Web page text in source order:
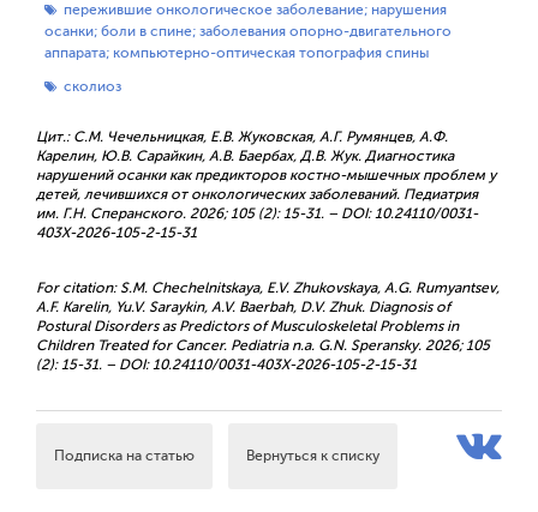
пережившие онкологическое заболевание; нарушения
осанки; боли в спине; заболевания опорно-двигательного
аппарата; компьютерно-оптическая топография спины
сколиоз
Цит.: С.М. Чечельницкая, Е.В. Жуковская, А.Г. Румянцев, А.Ф.
Карелин, Ю.В. Сарайкин, А.В. Баербах, Д.В. Жук. Диагностика
нарушений осанки как предикторов костно-мышечных проблем у
детей, лечившихся от онкологических заболеваний. Педиатрия
им. Г.Н. Сперанского. 2026; 105 (2): 15-31. – DOI: 10.24110/0031-
403X-2026-105-2-15-31
For citation: S.M. Chechelnitskaya, E.V. Zhukovskaya, A.G. Rumyantsev,
A.F. Karelin, Yu.V. Saraykin, A.V. Baerbah, D.V. Zhuk. Diagnosis of
Postural Disorders as Predictors of Musculoskeletal Problems in
Children Treated for Cancer. Pediatria n.a. G.N. Speransky. 2026; 105
(2): 15-31. – DOI: 10.24110/0031-403X-2026-105-2-15-31
Подписка на статью Вернуться к списку